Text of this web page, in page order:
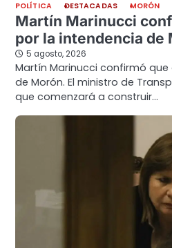
POLÍTICA DESTACADAS MORÓN
Martín Marinucci
por la intendencia de
5 agosto, 2026
Martín Marinucci confirmó
de Morón. El ministro de
que comenzará a construir…